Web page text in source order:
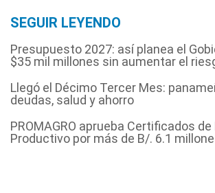
SEGUIR LEYENDO
Presupuesto 2027: así planea el
$35 mil millones sin aumentar el
Llegó el Décimo Tercer Mes:
deudas, salud y ahorro
PROMAGRO aprueba Certificados
Productivo por más de B/. 6.1